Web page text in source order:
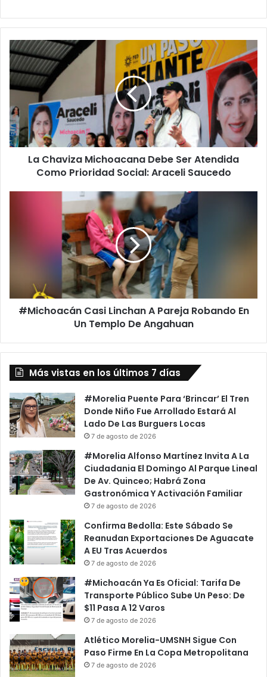
La
Chaviza
Michoacana
Debe
Atendida
Como
Prioridad
Social:
Araceli
Saucedo
La Chaviza Michoacana Debe Ser Atendida
Como Prioridad Social: Araceli Saucedo
Templo
#Michoacán Casi Linchan A Pareja Robando En
Un Templo De Angahuan
Más vistas en los últimos 7 días
#Morelia Puente Para ‘Brincar’ El Tren
Donde Niño Fue Arrollado Estará Al
Lado De Las Burguers Locas
7 de agosto de 2026
#Morelia Alfonso Martínez Invita A La
Ciudadania El Domingo Al Parque Lineal
De Av. Quinceo; Habrá Zona
Gastronómica Y Activación Familiar
7 de agosto de 2026
Confirma Bedolla: Este Sábado Se
Reanudan Exportaciones De Aguacate
A EU Tras Acuerdos
7 de agosto de 2026
#Michoacán Ya Es Oficial: Tarifa De
Transporte Público Sube Un Peso: De
$11 Pasa A 12 Varos
7 de agosto de 2026
Atlético Morelia-UMSNH Sigue Con
Paso Firme En La Copa Metropolitana
7 de agosto de 2026